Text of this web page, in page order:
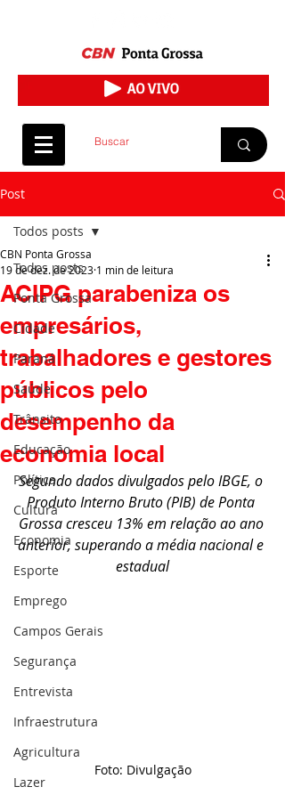
Post
Todos posts
Ponta Grossa
Cidade
Paraná
Saúde
Trânsito
Educação
Política
Cultura
Economia
Esporte
Emprego
Campos Gerais
Segurança
Entrevista
Infraestrutura
Agricultura
Lazer
Todos posts
ACIPG parabeniza os
empresários,
trabalhadores e gestores
públicos pelo
desempenho da
economia local
CBN Ponta Grossa
19 de dez. de 2023 1 min de leitura
Segundo dados divulgados pelo IBGE, o
Produto Interno Bruto (PIB) de Ponta
Grossa cresceu 13% em relação ao ano
anterior, superando a média nacional e
estadual
Foto: Divulgação